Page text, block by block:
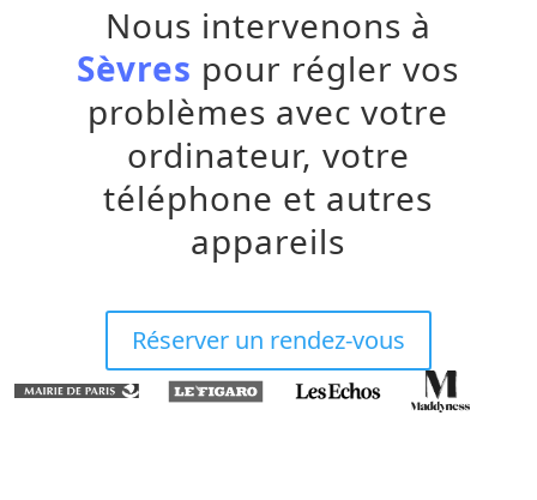
Nous intervenons à
Sèvres pour régler vos
problèmes avec votre
ordinateur, votre
téléphone et autres
appareils
Réserver un rendez-vous